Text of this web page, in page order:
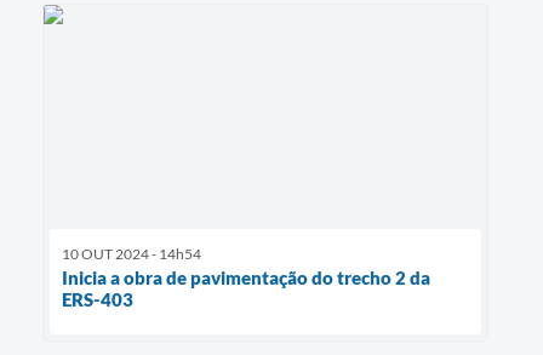
10 OUT 2024 - 14h54
Inicia a obra de pavimentação do trecho 2 da
ERS-403